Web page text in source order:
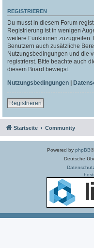
REGISTRIEREN
Du musst in diesem Forum
Registrierung ist in wenigen
weitere Funktionen
Benutzern auch zusätzliche
Nutzungsbedingungen und die
registrierst. Bitte beachte auch
diesem Board bewegst.
Nutzungsbedingungen |
Registrieren
Startseite Community
Powered by phpBB
Deutsche